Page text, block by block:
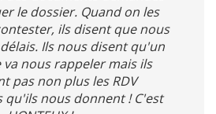
le dossier. Quand on les
ils disent que nous
Ils nous disent qu'un
nous rappeler mais ils
pas non plus les RDV
qu'ils nous donnent ! C'est